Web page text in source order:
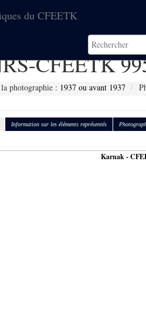
du CFEETK
CFEETK
photographie : 1937 ou avant 1937
Information sur les éléments représentés